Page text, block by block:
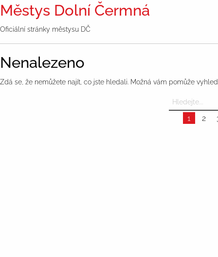
Městys Dolní Čermná
Oficiální stránky městysu DČ
Nenalezeno
Zdá se, že nemůžete najít, co jste hledali. Možná vám pomůže
1 2